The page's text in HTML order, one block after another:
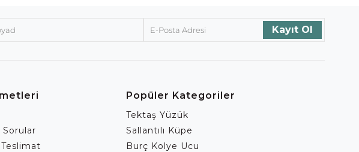
Sorular
Popüler Kategoriler
Tektaş Yüzük
Sallantılı Küpe
Burç Kolye Ucu